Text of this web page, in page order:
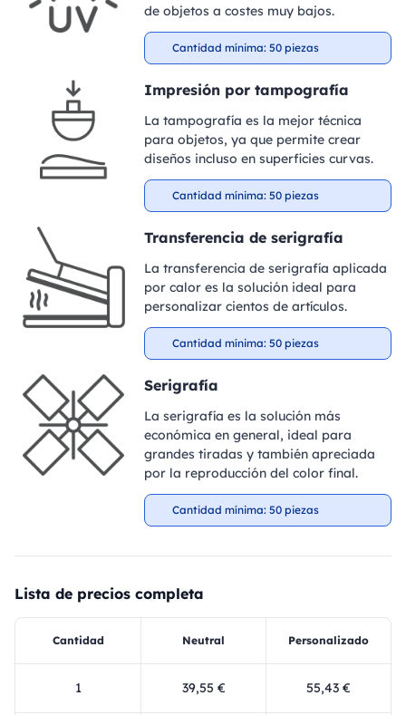
de objetos a costes muy bajos.
Cantidad mínima: 50 piezas
Impresión por tampografía
La tampografía es la mejor técnica
para objetos, ya que permite crear
diseños incluso en superficies curvas.
Cantidad mínima: 50 piezas
Transferencia de serigrafía
La transferencia de serigrafía aplicada
por calor es la solución ideal para
personalizar cientos de artículos.
Cantidad mínima: 50 piezas
Serigrafía
La serigrafía es la solución más
económica en general, ideal para
grandes tiradas y también apreciada
por la reproducción del color final.
Cantidad mínima: 50 piezas
Lista de precios completa
Cantidad Neutral Personalizado
1 39,55 € 55,43 €